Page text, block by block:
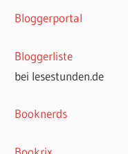
Bloggerportal
Bloggerliste
bei lesestunden.de
Booknerds